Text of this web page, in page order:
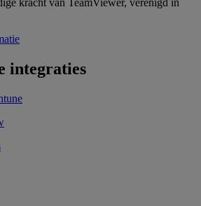
kracht van TeamViewer, verenigd in
integraties